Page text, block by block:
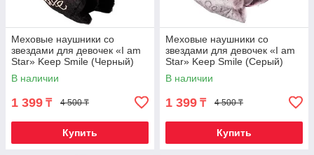
Меховые наушники со
звездами для девочек «I am
Star» Keep Smile (Черный)
В наличии
1 399 ₸ 4 500 ₸
Купить
Меховые наушники со
звездами для девочек «I am
Star» Keep Smile (Серый)
В наличии
1 399 ₸ 4 500 ₸
Купить